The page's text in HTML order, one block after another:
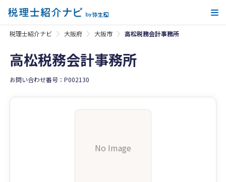
税理士紹介ナビ 大阪府 大阪市 高松税務会計事務所
高松税務会計事務所
お問い合わせ番号：P002130
No Image